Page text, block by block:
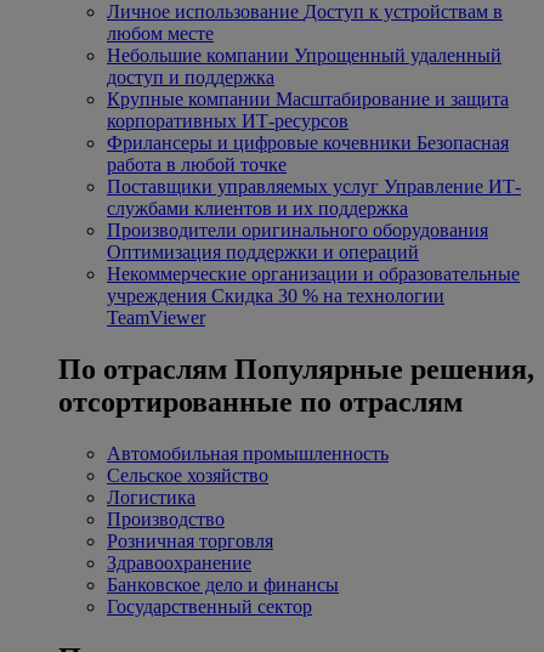
Личное использование Доступ к устройствам в
любом месте
Небольшие компании Упрощенный удаленный
доступ и поддержка
Крупные компании Масштабирование и защита
корпоративных ИТ-ресурсов
Фрилансеры и цифровые кочевники Безопасная
работа в любой точке
Поставщики управляемых услуг Управление ИТ-
службами клиентов и их поддержка
Производители оригинального оборудования
Оптимизация поддержки и операций
Некоммерческие организации и образовательные
учреждения Скидка 30 % на технологии
TeamViewer
По отраслям Популярные решения,
отсортированные по отраслям
Автомобильная промышленность
Сельское хозяйство
Логистика
Производство
Розничная торговля
Здравоохранение
Банковское дело и финансы
Государственный сектор